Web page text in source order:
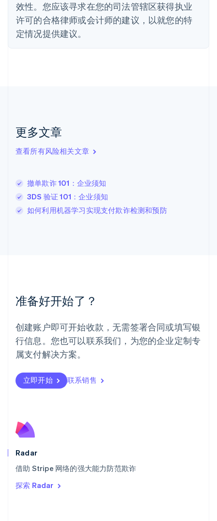
效性。您应该寻求在您的司法管辖区获得执业
许可的合格律师或会计师的建议，以就您的特
定情况提供建议。
更多文章
查看所有风险相关文章
撤单欺诈 101：企业须知
3DS 验证 101：企业须知
如何利用机器学习实现支付欺诈检测和预防
准备好开始了？
创建账户即可开始收款，无需签署合同或填写银
行信息。您也可以联系我们，为您的企业定制专
属支付解决方案。
立即开始 联系销售
Radar
借助 Stripe 网络的强大能力防范欺诈
探索 Radar
芬兰
English Svenska
荷兰
立陶宛
English
列支敦士登
FrançaisDeutsch English
罗马尼亚
English
马尔他
English
葡萄牙
日本
日本語 English
瑞典
SvenskaEnglish
Deutsch FrançaisItaliano English
塞浦路斯
斯洛文尼亚
English
ไทย
希腊
English
西班牙